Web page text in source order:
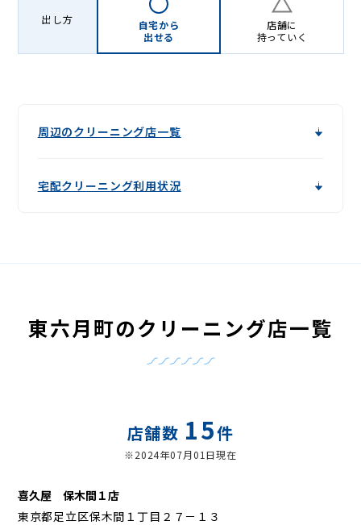
出し方
自宅から
出せる
店舗に
持っていく
周辺のクリーニング店一覧
宅配クリーニング利用状況
東六月町のクリーニング店一覧
店舗数 15件
※2024年07月01日現在
喜久屋 保木間１店
東京都足立区保木間１丁目２７－１３